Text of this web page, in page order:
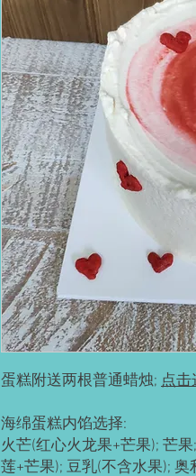
蛋糕附送两根普通蜡烛; 点
海绵蛋糕内馅选择:
火芒(红心火龙果+芒果); 芒
莲+芒果); 豆乳(不含水果); 奥